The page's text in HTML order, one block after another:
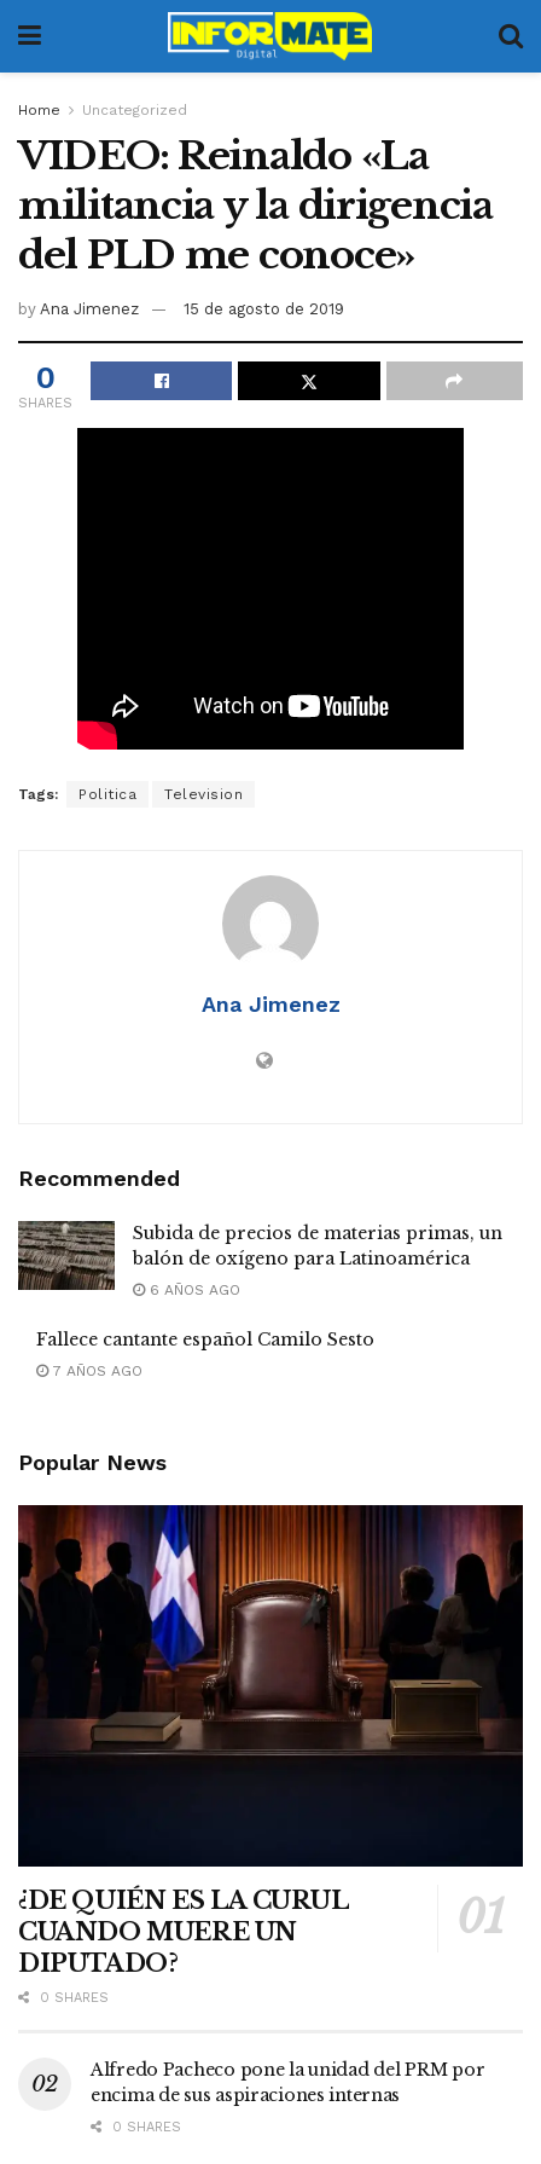
Home Uncategorized
VIDEO: Reinaldo «La
militancia y la dirigencia
del PLD me conoce»
by Ana Jimenez 15 de agosto de 2019
0
SHARES
Tags: Politica Television
Ana Jimenez
Recommended
Subida de precios de materias primas, un
balón de oxígeno para Latinoamérica
6 AÑOS AGO
Fallece cantante español Camilo Sesto
7 AÑOS AGO
Popular News
¿DE QUIÉN ES LA CURUL
CUANDO MUERE UN
DIPUTADO?
0 SHARES
Alfredo Pacheco pone la unidad del PRM por
encima de sus aspiraciones internas
0 SHARES